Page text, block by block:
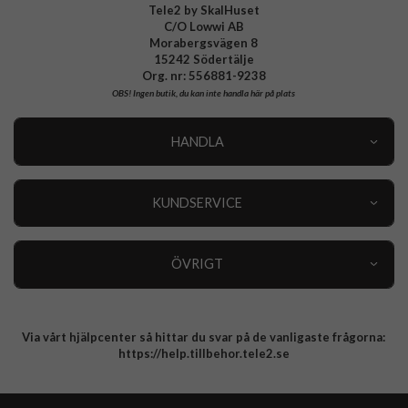
Tele2 by SkalHuset
C/O Lowwi AB
Morabergsvägen 8
15242 Södertälje
Org. nr: 556881-9238
OBS!Ingen butik, du kan inte handla här på plats
HANDLA
KUNDSERVICE
ÖVRIGT
Integritetspolicy
Via vårt hjälpcenter så hittar du svar på de vanligaste frågorna:
https://help.tillbehor.tele2.se